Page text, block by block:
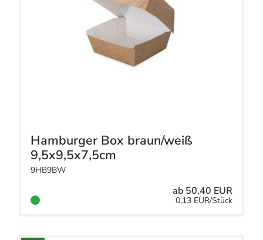
Hamburger Box braun/weiß
9,5x9,5x7,5cm
9HB9BW
ab 50,40 EUR
0,13 EUR/Stück